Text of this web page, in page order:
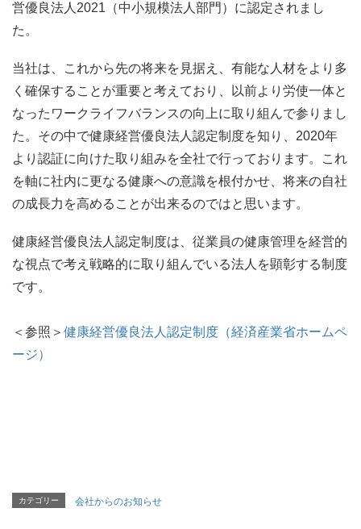
営優良法人2021（中小規模法人部門）に認定されまし
た。
当社は、これから先の将来を見据え、有能な人材をより多
く確保することが重要と考えており、以前より労使一体と
なったワークライフバランスの向上に取り組んで参りまし
た。その中で健康経営優良法人認定制度を知り、2020年
より認証に向けた取り組みを全社で行っております。これ
を軸に社内に更なる健康への意識を根付かせ、将来の自社
の成長力を高めることが出来るのではと思います。
健康経営優良法人認定制度は、従業員の健康管理を経営的
な視点で考え戦略的に取り組んでいる法人を顕彰する制度
です。
＜参照＞ 健康経営優良法人認定制度（経済産業省ホームペ
ージ）
カテゴリー 会社からのお知らせ